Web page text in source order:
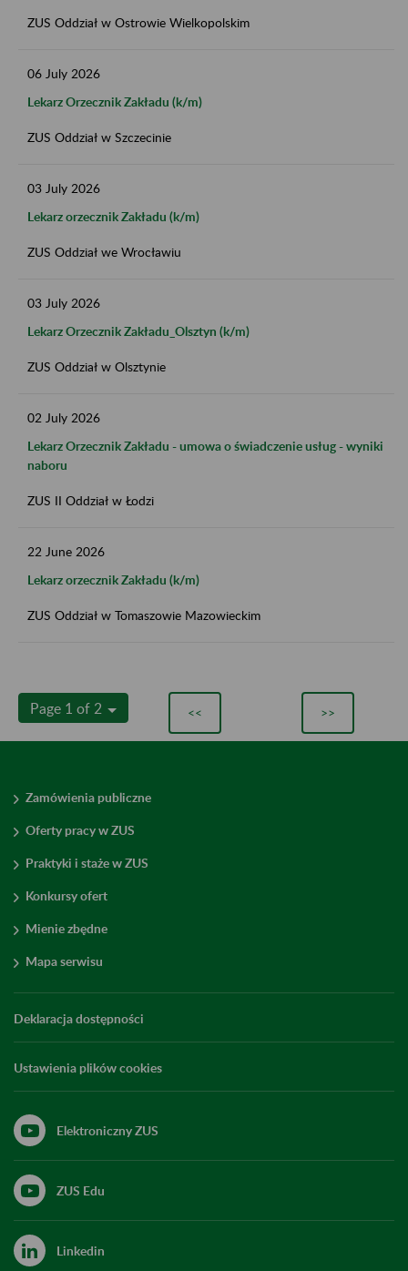
ZUS Oddział w Ostrowie Wielkopolskim
06 July 2026
Lekarz Orzecznik Zakładu (k/m)
ZUS Oddział w Szczecinie
03 July 2026
Lekarz orzecznik Zakładu (k/m)
ZUS Oddział we Wrocławiu
03 July 2026
Lekarz Orzecznik Zakładu_Olsztyn (k/m)
ZUS Oddział w Olsztynie
02 July 2026
Lekarz Orzecznik Zakładu - umowa o świadczenie usług - wyniki
naboru
ZUS II Oddział w Łodzi
22 June 2026
Lekarz orzecznik Zakładu (k/m)
ZUS Oddział w Tomaszowie Mazowieckim
Page 1 of 2 << >>
Zamówienia publiczne
Oferty pracy w ZUS
Praktyki i staże w ZUS
Konkursy ofert
Mienie zbędne
Mapa serwisu
Deklaracja dostępności
Ustawienia plików cookies
Elektroniczny ZUS
ZUS Edu
Linkedin